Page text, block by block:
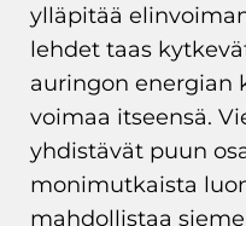
ylläpitää
lehdet taas
auringon energian
voimaa itseensä.
yhdistävät puun
monimutkaista
mahdollistaa